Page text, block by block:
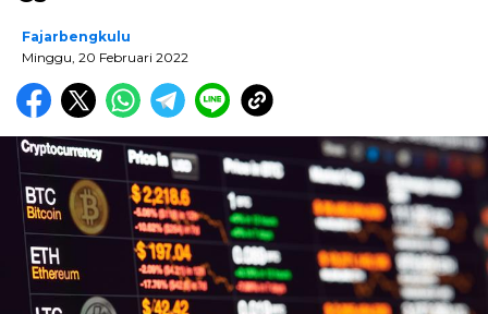
Fajarbengkulu
Minggu, 20 Februari 2022